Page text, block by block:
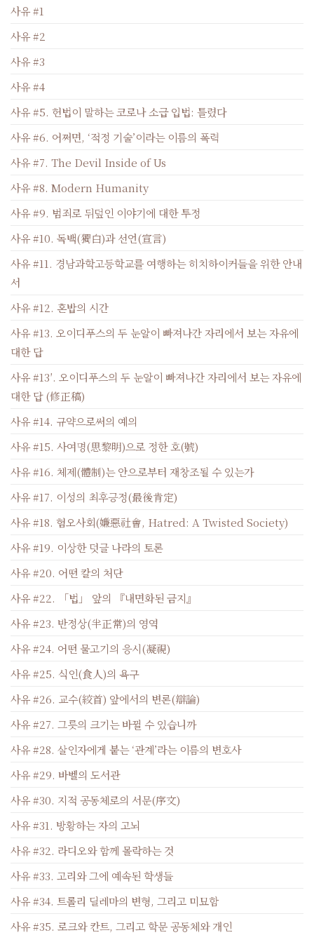
사유 #1
사유 #2
사유 #3
사유 #4
사유 #5. 헌법이 말하는 코로나 소급 입법: 틀렸다
사유 #6. 어쩌면, ‘적정 기술’이라는 이름의 폭력
사유 #7. The Devil Inside of Us
사유 #8. Modern Humanity
사유 #9. 범죄로 뒤덮인 이야기에 대한 투정
사유 #10. 독백(獨白)과 선언(宣言)
사유 #11. 경남과학고등학교를 여행하는 히치하이커들을 위한 안내
서
사유 #12. 혼밥의 시간
사유 #13. 오이디푸스의 두 눈알이 빠져나간 자리에서 보는 자유에
대한 답
사유 #13′. 오이디푸스의 두 눈알이 빠져나간 자리에서 보는 자유에
대한 답 (修正稿)
사유 #14. 규약으로써의 예의
사유 #15. 사여명(思黎明)으로 정한 호(號)
사유 #16. 체제(體制)는 안으로부터 재창조될 수 있는가
사유 #17. 이성의 최후긍정(最後肯定)
사유 #18. 혐오사회(嫌惡社會, Hatred: A Twisted Society)
사유 #19. 이상한 덧글 나라의 토론
사유 #20. 어떤 칼의 처단
사유 #22. 「법」 앞의 『내면화된 금지』
사유 #23. 반정상(半正常)의 영역
사유 #24. 어떤 물고기의 응시(凝視)
사유 #25. 식인(食人)의 욕구
사유 #26. 교수(絞首) 앞에서의 변론(辯論)
사유 #27. 그릇의 크기는 바뀔 수 있습니까
사유 #28. 살인자에게 붙는 ‘관계’라는 이름의 변호사
사유 #29. 바벨의 도서관
사유 #30. 지적 공동체로의 서문(序文)
사유 #31. 방황하는 자의 고뇌
사유 #32. 라디오와 함께 몰락하는 것
사유 #33. 고리와 그에 예속된 학생들
사유 #34. 트롤리 딜레마의 변형, 그리고 미묘함
사유 #35. 로크와 칸트, 그리고 학문 공동체와 개인